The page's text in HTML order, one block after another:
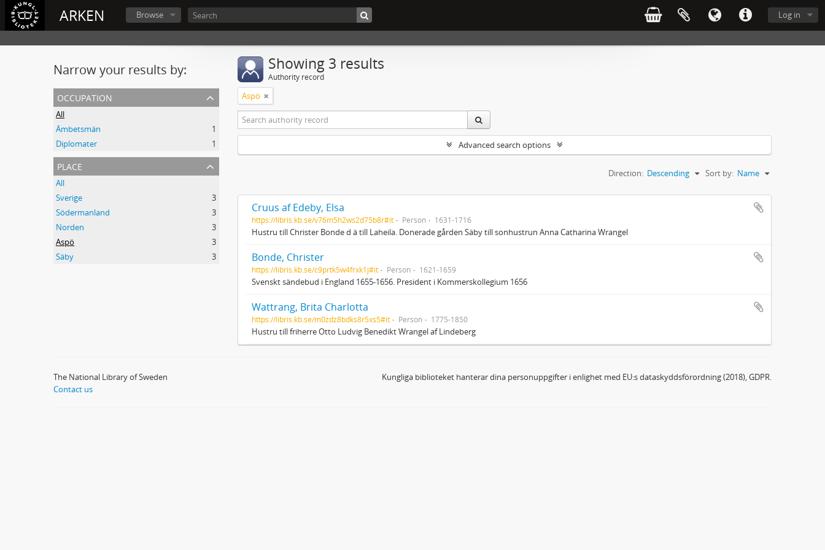
ARKEN Log in
Browse
Narrow your results by:
occupation
All
Ämbetsmän
1
Diplomater
1
place
All
Sverige
3
Södermanland
3
Norden
3
Aspö
3
Säby
3
Showing 3 results
Authority record
Aspö
Advanced search options
Sort by: Name
Direction: Descending
Cruus af Edeby, Elsa
https://libris.kb.se/v76m5h2ws2d75b8r#it Person 1631-1716
Hustru till Christer Bonde d ä till Laheila. Donerade gården Säby till sonhustrun Anna Catharina Wrangel
Bonde, Christer
https://libris.kb.se/c9prtk5w4frxk1j#it Person 1621-1659
Svenskt sändebud i England 1655-1656. President i Kommerskollegium 1656
Wattrang, Brita Charlotta
https://libris.kb.se/m0zdz8bdks8r5xs5#it Person 1775-1850
Hustru till friherre Otto Ludvig Benedikt Wrangel af Lindeberg
The National Library of Sweden
Contact us
Kungliga biblioteket hanterar dina personuppgifter i enlighet med EU:s dataskyddsförordning (2018), GDPR.